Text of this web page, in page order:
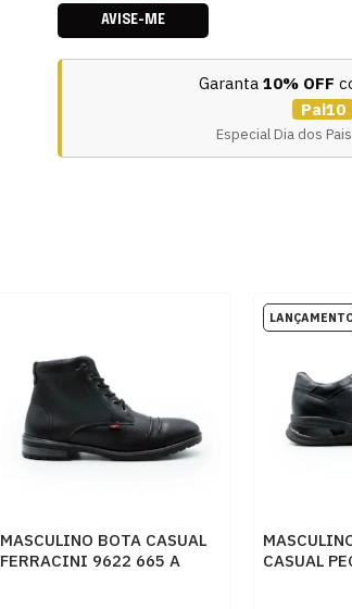
AVISE-ME
Garanta 10% OFF
Pai10
Especial Dia dos
MASCULINO BOTA CASUAL
FERRACINI 9622 665 A
CASUAL